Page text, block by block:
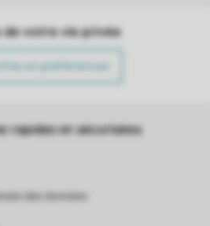
de votre vie privée
et préférences
rapides et sécurisées
des données